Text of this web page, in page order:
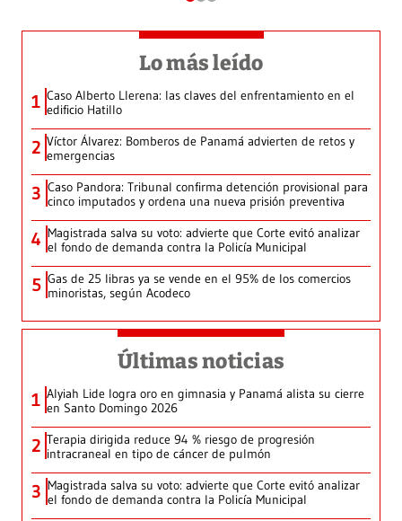
Lo más leído
1 Caso Alberto Llerena: las claves del enfrentamiento en el
edificio Hatillo
2 Víctor Álvarez: Bomberos de Panamá advierten de retos y
emergencias
3 Caso Pandora: Tribunal confirma detención provisional para
cinco imputados y ordena una nueva prisión preventiva
4 Magistrada salva su voto: advierte que Corte evitó analizar
el fondo de demanda contra la Policía Municipal
5 Gas de 25 libras ya se vende en el 95% de los comercios
minoristas, según Acodeco
Últimas noticias
1 Alyiah Lide logra oro en gimnasia y Panamá alista su cierre
en Santo Domingo 2026
2 Terapia dirigida reduce 94 % riesgo de progresión
intracraneal en tipo de cáncer de pulmón
3 Magistrada salva su voto: advierte que Corte evitó analizar
el fondo de demanda contra la Policía Municipal